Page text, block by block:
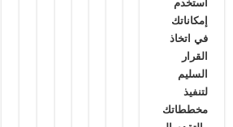
استخدم
إمكاناتك
في اتخاذ
القرار
السليم
لتنفيذ
مخططاتك